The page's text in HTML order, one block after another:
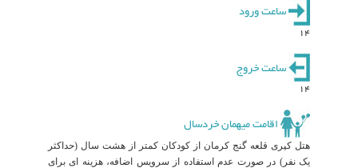
ساعت ورود
14
ساعت خروج
14
اقامت میهمان خردسال
هتل کپری قلعه گنج کرمان از کودکان کمتر از هشت سال (حداکثر
یک نفر) در صورت عدم استفاده از سرویس اضافه، هزینه ای برای